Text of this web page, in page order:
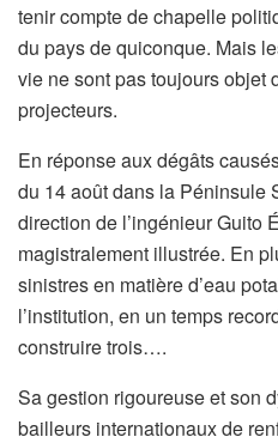
tenir compte de chapelle
du pays de quiconque. Mais
vie ne sont pas toujours objet
projecteurs.
En réponse aux dégâts
du 14 août dans la Péninsule
direction de l’ingénieur Guito
magistralement illustrée. En
sinistres en matière d’eau
l’institution, en un temps
construire trois….
Sa gestion rigoureuse et son
bailleurs internationaux de